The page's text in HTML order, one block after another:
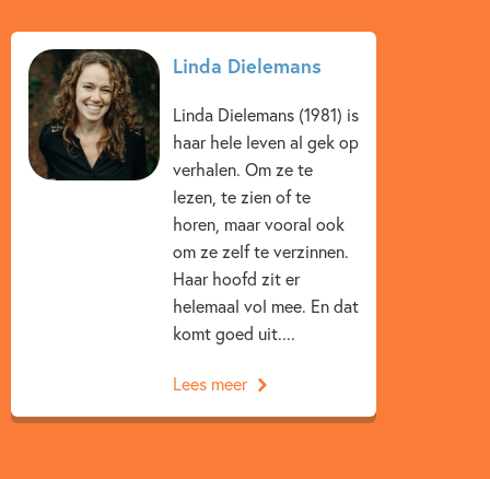
Linda Dielemans
Linda Dielemans (1981) is
haar hele leven al gek op
verhalen. Om ze te
lezen, te zien of te
horen, maar vooral ook
om ze zelf te verzinnen.
Haar hoofd zit er
helemaal vol mee. En dat
komt goed uit....
Lees meer